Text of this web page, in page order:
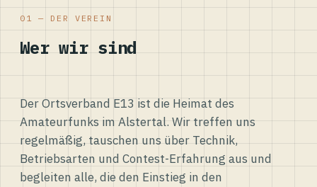
01 — DER VEREIN
Wer wir sind
Der Ortsverband E13 ist die Heimat des
Amateurfunks im Alstertal. Wir treffen uns
regelmäßig, tauschen uns über Technik,
Betriebsarten und Contest-Erfahrung aus und
begleiten alle, die den Einstieg in den